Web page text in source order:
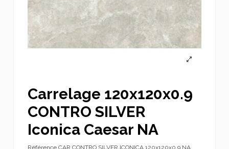
Carrelage 120x120x0.9
CONTRO SILVER
Iconica Caesar NA
Référence CAR CONTRO SILVER ICONICA 120x120x0.9 NA